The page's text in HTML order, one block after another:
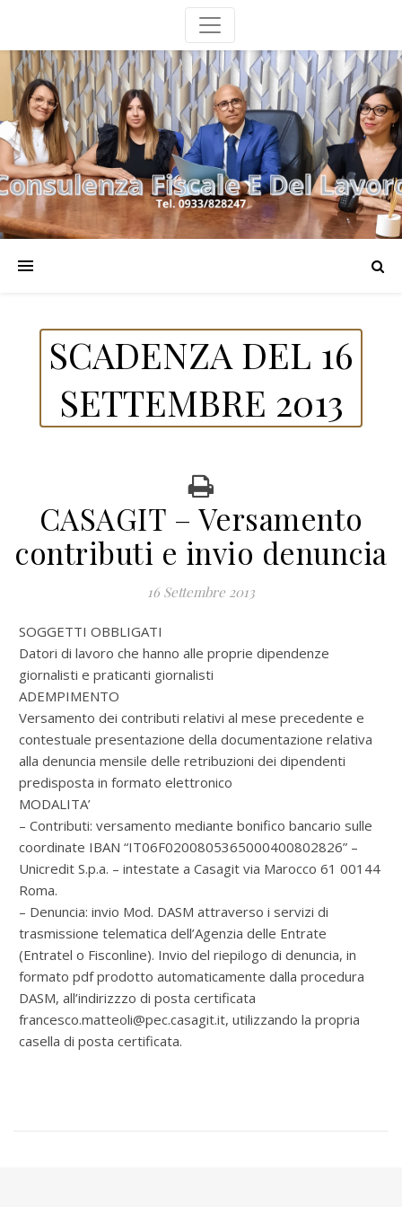
SCADENZA DEL 16
SETTEMBRE 2013
CASAGIT – Versamento
contributi e invio denuncia
16 Settembre 2013
SOGGETTI OBBLIGATI
Datori di lavoro che hanno alle proprie dipendenze
giornalisti e praticanti giornalisti
ADEMPIMENTO
Versamento dei contributi relativi al mese precedente e
contestuale presentazione della documentazione relativa
alla denuncia mensile delle retribuzioni dei dipendenti
predisposta in formato elettronico
MODALITA’
– Contributi: versamento mediante bonifico bancario sulle
coordinate IBAN “IT06F0200805365000400802826” –
Unicredit S.p.a. – intestate a Casagit via Marocco 61 00144
Roma.
– Denuncia: invio Mod. DASM attraverso i servizi di
trasmissione telematica dell’Agenzia delle Entrate
(Entratel o Fisconline). Invio del riepilogo di denuncia, in
formato pdf prodotto automaticamente dalla procedura
DASM, all’indirizzzo di posta certificata
francesco.matteoli@pec.casagit.it, utilizzando la propria
casella di posta certificata.